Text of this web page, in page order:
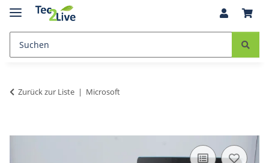
Zurück zur Liste Microsoft